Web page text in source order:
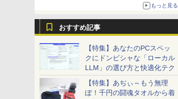
もっと見る
おすすめ記事
【特集】あなたのPCスペッ
クにドンピシャな「ローカル
LLM」の選び方と快適化テク
【特集】あぢぃ～もう無理
ぽ！千円の闘魂タオルから着